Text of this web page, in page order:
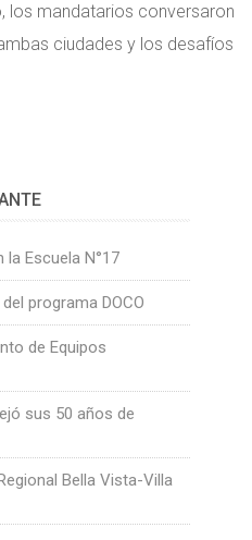
los mandatarios conversaron
ciudades y los desafíos
la Escuela N°17
programa DOCO
de Equipos
sus 50 años de
Bella Vista-Villa